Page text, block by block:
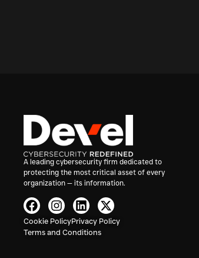
A leading cybersecurity firm dedicated to
protecting the most critical asset of every
organization — its information.
Cookie PolicyPrivacy Policy
Terms and Conditions